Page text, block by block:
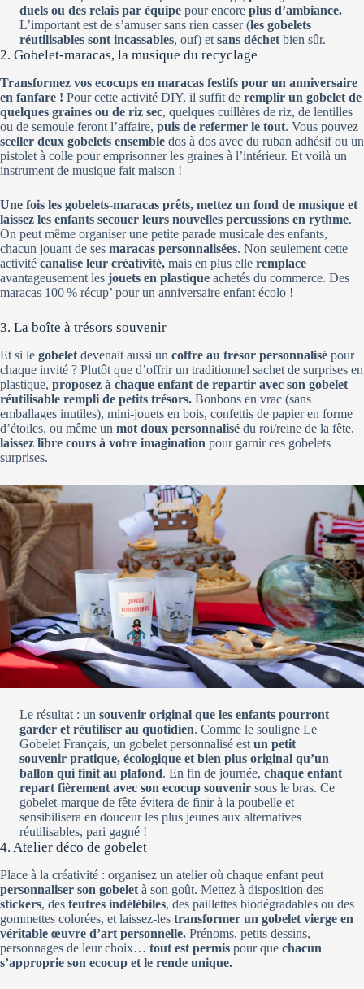
duels ou des relais par équipe pour encore plus d’ambiance.
L’important est de s’amuser sans rien casser (les gobelets
réutilisables sont incassables, ouf) et sans déchet bien sûr.
2. Gobelet-maracas, la musique du recyclage
Transformez vos ecocups en maracas festifs pour un anniversaire
en fanfare ! Pour cette activité DIY, il suffit de remplir un gobelet de
quelques graines ou de riz sec, quelques cuillères de riz, de lentilles
ou de semoule feront l’affaire, puis de refermer le tout. Vous pouvez
sceller deux gobelets ensemble dos à dos avec du ruban adhésif ou un
pistolet à colle pour emprisonner les graines à l’intérieur. Et voilà un
instrument de musique fait maison !
Une fois les gobelets-maracas prêts, mettez un fond de musique et
laissez les enfants secouer leurs nouvelles percussions en rythme.
On peut même organiser une petite parade musicale des enfants,
chacun jouant de ses maracas personnalisées. Non seulement cette
activité canalise leur créativité, mais en plus elle remplace
avantageusement les jouets en plastique achetés du commerce. Des
maracas 100 % récup’ pour un anniversaire enfant écolo !
3. La boîte à trésors souvenir
Et si le gobelet devenait aussi un coffre au trésor personnalisé pour
chaque invité ? Plutôt que d’offrir un traditionnel sachet de surprises en
plastique, proposez à chaque enfant de repartir avec son gobelet
réutilisable rempli de petits trésors. Bonbons en vrac (sans
emballages inutiles), mini-jouets en bois, confettis de papier en forme
d’étoiles, ou même un mot doux personnalisé du roi/reine de la fête,
laissez libre cours à votre imagination pour garnir ces gobelets
surprises.
Le résultat : un souvenir original que les enfants pourront
garder et réutiliser au quotidien. Comme le souligne Le
Gobelet Français, un gobelet personnalisé est un petit
souvenir pratique, écologique et bien plus original qu’un
ballon qui finit au plafond. En fin de journée, chaque enfant
repart fièrement avec son ecocup souvenir sous le bras. Ce
gobelet-marque de fête évitera de finir à la poubelle et
sensibilisera en douceur les plus jeunes aux alternatives
réutilisables, pari gagné !
4. Atelier déco de gobelet
Place à la créativité : organisez un atelier où chaque enfant peut
personnaliser son gobeletà son goût. Mettez à disposition des
stickers, des feutres indélébiles, des paillettes biodégradables ou des
gommettes colorées, et laissez-les transformer un gobelet vierge en
véritable œuvre d’art personnelle. Prénoms, petits dessins,
personnages de leur choix… tout est permis pour que chacun
s’approprie son ecocup et le rende unique.